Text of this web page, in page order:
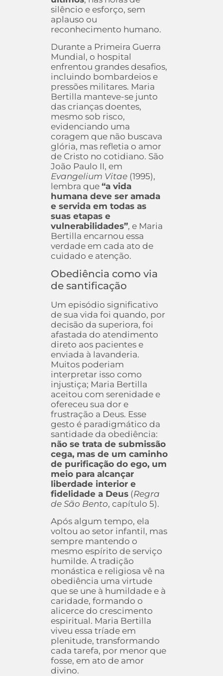
silêncio e esforço, sem
aplauso ou
reconhecimento humano.
Durante a Primeira Guerra
Mundial, o hospital
enfrentou grandes desafios,
incluindo bombardeios e
pressões militares. Maria
Bertilla manteve-se junto
das crianças doentes,
mesmo sob risco,
evidenciando uma
coragem que não buscava
glória, mas refletia o amor
de Cristo no cotidiano. São
João Paulo II, em
Evangelium Vitae (1995),
lembra que“a vida
humana deve ser amada
e servida em todas as
suas etapas e
vulnerabilidades”, e Maria
Bertilla encarnou essa
verdade em cada ato de
cuidado e atenção.
Obediência como via
de santificação
Um episódio significativo
de sua vida foi quando, por
decisão da superiora, foi
afastada do atendimento
direto aos pacientes e
enviada à lavanderia.
Muitos poderiam
interpretar isso como
injustiça; Maria Bertilla
aceitou com serenidade e
ofereceu sua dor e
frustração a Deus. Esse
gesto é paradigmático da
santidade da obediência:
não se trata de submissão
cega, mas de um caminho
de purificação do ego, um
meio para alcançar
liberdade interior e
fidelidade a Deus (Regra
de São Bento, capítulo 5).
Após algum tempo, ela
voltou ao setor infantil, mas
sempre mantendo o
mesmo espírito de serviço
humilde. A tradição
monástica e religiosa vê na
obediência uma virtude
que se une à humildade e à
caridade, formando o
alicerce do crescimento
espiritual. Maria Bertilla
viveu essa tríade em
plenitude, transformando
cada tarefa, por menor que
fosse, em ato de amor
divino.